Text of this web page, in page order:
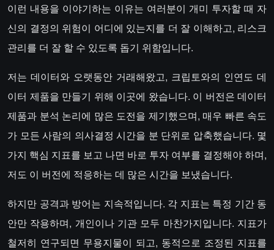
이런 내용을 이야기하는 이유는 여러분이 개미 투자할 때 자
신의 결정의 위험이 어디에 있는지를 더 잘 이해하고, 리스크
관리를 더 잘 할 수 있도록 돕기 위함입니다.
저는 데이터와 오랫동안 거래해왔고, 크립토와의 인연도 데
이터 제품을 만들기 위해 이곳에 왔습니다. 이 버전은 데이터
제품과 분석 논리에 많은 도전을 제기했으며, 매우 빠른 속도
가 모든 사람의 의사결정 시간을 분 단위로 압축했습니다. 몇
가지 핵심 지표를 보고 나면 바로 투자 여부를 결정해야 하며,
저도 이 버전에 적응하는 데 많은 시간을 보냈습니다.
하지만 공격과 방어는 지속적입니다. 각 지표는 특정 기간 동
안만 작용하며, 개인이나 기관 모두 마찬가지입니다. 지표가
철저히 연구되면 무용지물이 되고, 동적으로 조정된 지표를